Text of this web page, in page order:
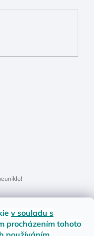
v souladu s
procházením tohoto